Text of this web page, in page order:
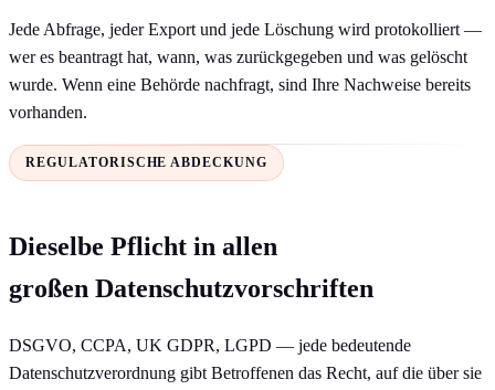
Jede Abfrage, jeder Export und jede Löschung wird protokolliert —
wer es beantragt hat, wann, was zurückgegeben und was gelöscht
wurde. Wenn eine Behörde nachfragt, sind Ihre Nachweise bereits
vorhanden.
REGULATORISCHE ABDECKUNG
Dieselbe Pflicht in allen
großen Datenschutzvorschriften
DSGVO, CCPA, UK GDPR, LGPD — jede bedeutende
Datenschutzverordnung gibt Betroffenen das Recht, auf die über sie